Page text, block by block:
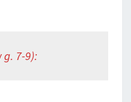
g. 7-9):